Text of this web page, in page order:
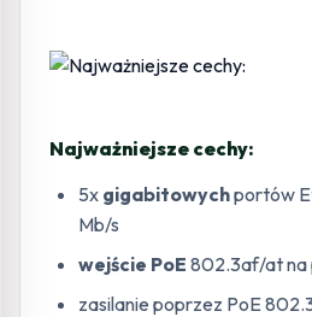
Najważniejsze cechy:
5x gigabitowychportów
Mb/s
wejście PoE 802.3af/at na
zasilanie poprzez PoE